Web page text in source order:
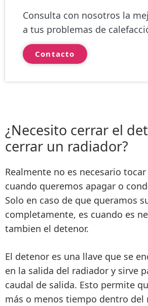
Consulta con nosotros la
a tus problemas de
Contacto
¿Necesito cerrar el
cerrar un radiador?
Realmente no es necesario
cuando queremos apagar o
Solo en caso de que queramos
completamente, es cuando es
tambien el detenor.
El detenor es una llave que se
en la salida del radiador y sirve
caudal de salida. Esto permite
más o menos tiempo dentro del